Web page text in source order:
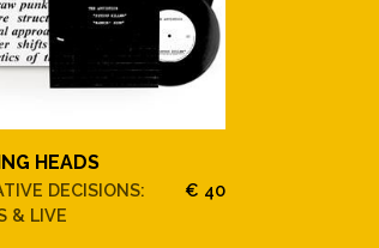
HEADS
DECISIONS:
& LIVE
€ 40